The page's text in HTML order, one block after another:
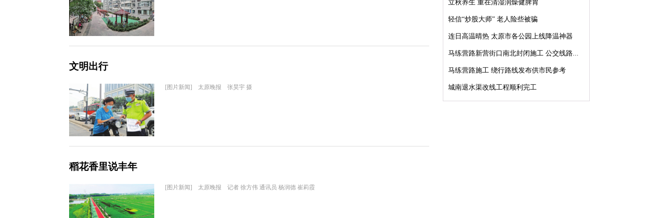
文明出行
[图片新闻] 太原晚报 张昊宇 摄
稻花香里说丰年
[图片新闻] 太原晚报 记者 徐方伟 通讯员 杨润德 崔莉霞
立秋养生 重在清湿润燥健脾胃
轻信“炒股大师” 老人险些被骗
连日高温晴热 太原市各公园上线降温神器
马练营路新营街口南北封闭施工 公交线路...
马练营路施工 绕行路线发布供市民参考
城南退水渠改线工程顺利完工